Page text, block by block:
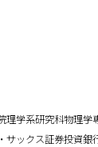
理学系研究科物理学
サックス証券投資銀